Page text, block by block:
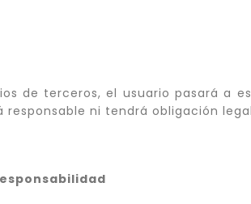
de terceros, el usuario pasará a
responsable ni tendrá obligación